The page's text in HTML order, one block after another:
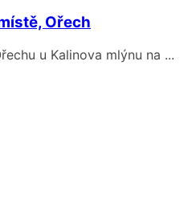
Ořech
u Kalinova mlýnu na ...